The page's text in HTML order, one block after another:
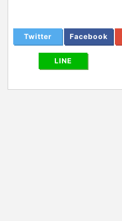
Twitter Facebook
LINE